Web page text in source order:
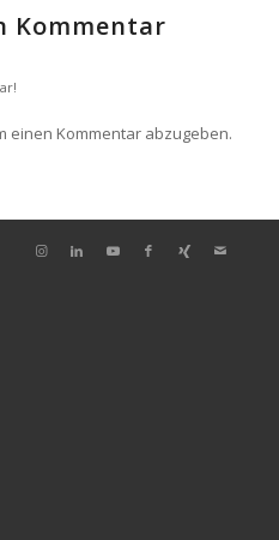
Kommentar
einen Kommentar abzugeben.